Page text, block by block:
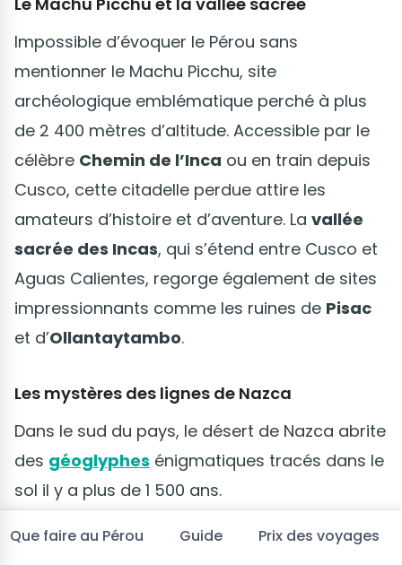
Que faire au Pérou Guide Prix des voyages
Impossible d’évoquer le Pérou sans
mentionner le Machu Picchu, site
archéologique emblématique perché à plus
de 2 400 mètres d’altitude. Accessible par le
célèbre Chemin de l’Inca ou en train depuis
Cusco, cette citadelle perdue attire les
amateurs d’histoire et d’aventure. La vallée
sacrée des Incas, qui s’étend entre Cusco et
Aguas Calientes, regorge également de sites
impressionnants comme les ruines de Pisac
et d’Ollantaytambo.
Les mystères des lignes de Nazca
Dans le sud du pays, le désert de Nazca abrite
des géoglyphes énigmatiques tracés dans le
sol il y a plus de 1 500 ans.
Ces figures, visibles uniquement depuis les